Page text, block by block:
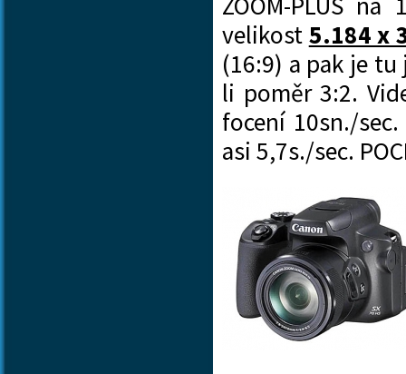
velikost 5.184 x
(16:9) a pak je
li poměr 3:2.
focení 10sn./
asi 5,7s./sec.